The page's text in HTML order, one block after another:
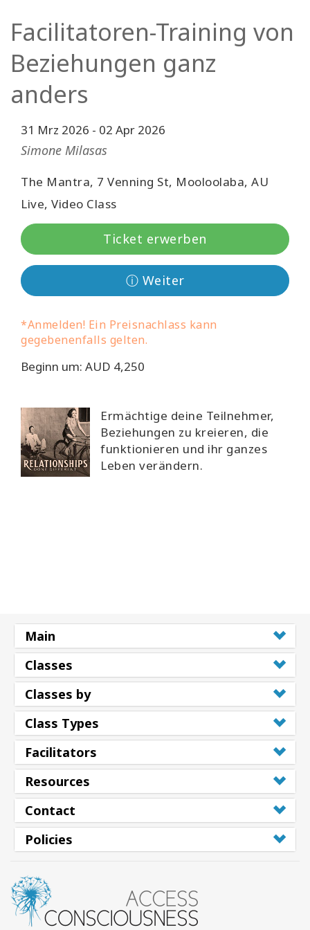
KONTAKT
SUCHE
Facilitatoren-Training von
Beziehungen ganz
anders
31 Mrz 2026 - 02 Apr 2026
Simone Milasas
The Mantra, 7 Venning St, Mooloolaba, AU
Live, Video Class
Ticket erwerben
ⓘ Weiter
*Anmelden! Ein Preisnachlass kann
gegebenenfalls gelten.
Beginn um: AUD 4,250
Ermächtige deine Teilnehmer,
Beziehungen zu kreieren, die
funktionieren und ihr ganzes
Leben verändern.
Main
Classes
Classes by
Class Types
Facilitators
Resources
Contact
Policies